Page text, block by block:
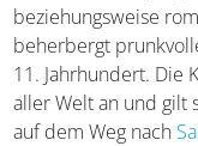
beziehungsweise
beherbergt
11. Jahrhundert. Die
aller Welt an und gilt
auf dem Weg nach